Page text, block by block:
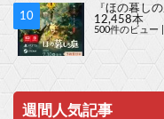
『ほの暮し
12,458本
500件のビュー
週間人気記事